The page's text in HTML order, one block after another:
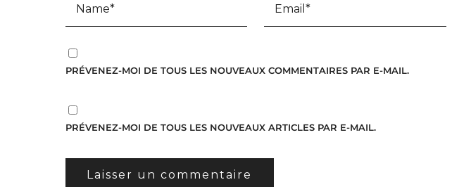
PRÉVENEZ-MOI DE TOUS LES NOUVEAUX COMMENTAIRES PAR E-MAIL.
PRÉVENEZ-MOI DE TOUS LES NOUVEAUX ARTICLES PAR E-MAIL.